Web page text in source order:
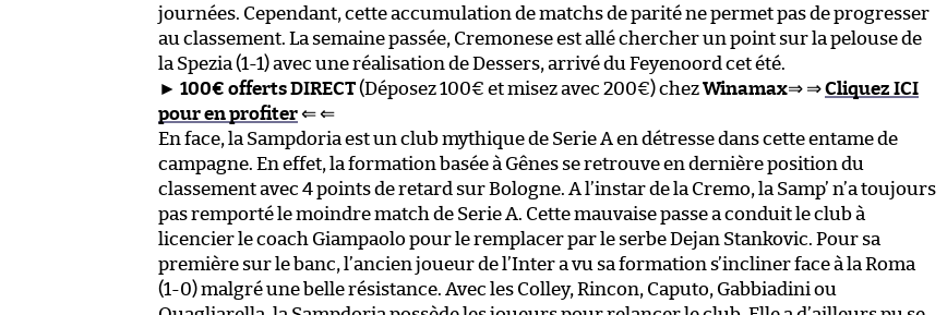
journées. Cependant, cette accumulation de matchs de parité ne permet pas de progresser
au classement. La semaine passée, Cremonese est allé chercher un point sur la pelouse de
la Spezia (1-1) avec une réalisation de Dessers, arrivé du Feyenoord cet été.
► 100€ offerts DIRECT(Déposez 100€ et misez avec 200€) chezWinamax⇒ ⇒Cliquez ICI
pour en profiter⇐ ⇐
En face, la Sampdoria est un club mythique de Serie A en détresse dans cette entame de
campagne. En effet, la formation basée à Gênes se retrouve en dernière position du
classement avec 4 points de retard sur Bologne. A l’instar de la Cremo, la Samp’ n’a toujours
pas remporté le moindre match de Serie A. Cette mauvaise passe a conduit le club à
licencier le coach Giampaolo pour le remplacer par le serbe Dejan Stankovic. Pour sa
première sur le banc, l’ancien joueur de l’Inter a vu sa formation s’incliner face à la Roma
(1-0) malgré une belle résistance. Avec les Colley, Rincon, Caputo, Gabbiadini ou